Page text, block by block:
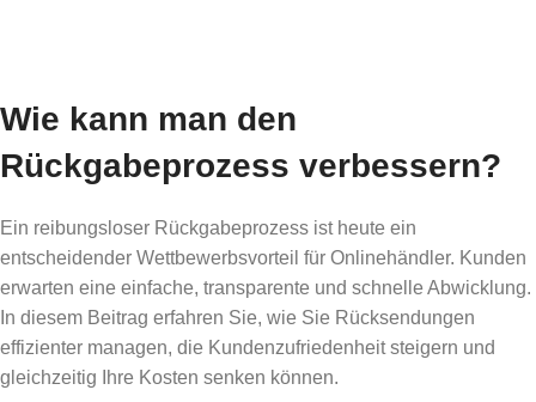
Wie kann man den
Rückgabeprozess verbessern?
Ein reibungsloser Rückgabeprozess ist heute ein
entscheidender Wettbewerbsvorteil für Onlinehändler. Kunden
erwarten eine einfache, transparente und schnelle Abwicklung.
In diesem Beitrag erfahren Sie, wie Sie Rücksendungen
effizienter managen, die Kundenzufriedenheit steigern und
gleichzeitig Ihre Kosten senken können.